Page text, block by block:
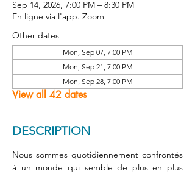
Sep 14, 2026, 7:00 PM – 8:30 PM
En ligne via l'app. Zoom
Other dates
Mon, Sep 07, 7:00 PM
Mon, Sep 21, 7:00 PM
Mon, Sep 28, 7:00 PM
View all 42 dates
DESCRIPTION
Nous sommes quotidiennement confrontés
à un monde qui semble de plus en plus